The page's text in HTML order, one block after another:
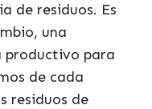
de residuos. Es
una
productivo para
de cada
residuos de